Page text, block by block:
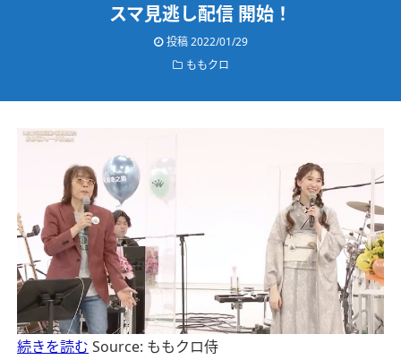
スマ見逃し配信 開始！
投稿2022/01/29
ももクロ
続きを読む Source: ももクロ侍